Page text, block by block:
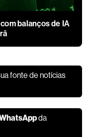
balanços de IA
fonte de notícias
da